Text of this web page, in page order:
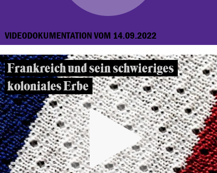
VIDEODOKUMENTATION VOM 14.09.2022
Frankreich und sein schwieriges
koloniales Erbe